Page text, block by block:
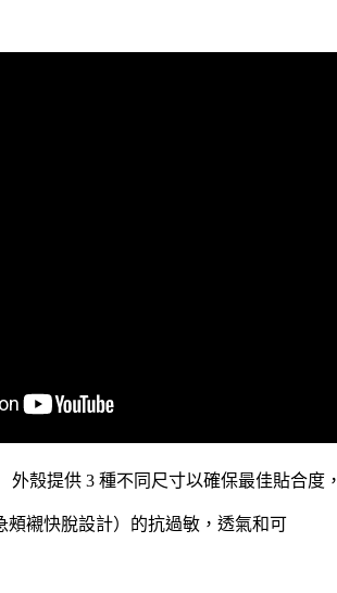
殼提供 3 種不同尺寸以確保最佳貼合度，
頰襯快脫設計）的抗過敏，透氣和可